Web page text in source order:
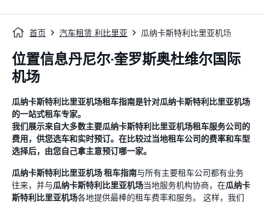
首页 汽车租赁 利比里亚 瓜纳卡斯特利比里亚机场
位置信息丹尼尔·奎罗斯奥杜维尔国际
机场
瓜纳卡斯特利比里亚机场租车指南是针对瓜纳卡斯特利比里亚机场
的一站式租车专家。
我们展示来自大多数主要瓜纳卡斯特利比里亚机场租车服务公司的
费用，供您选车和实时预订。在比较过当地租车公司的费率和车型
选择后，由您自己拿主意预订哪一家。
瓜纳卡斯特利比里亚机场租车指南与所有主要租车公司都有业务
往来，并与瓜纳卡斯特利比里亚机场当地服务机构协商，在瓜纳卡
斯特利比里亚机场各地提供最棒的租车费率和服务。 这样，我们